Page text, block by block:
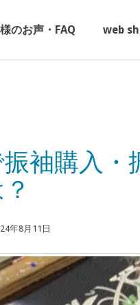
のお声・FAQ web
袖購入・
年8月11日